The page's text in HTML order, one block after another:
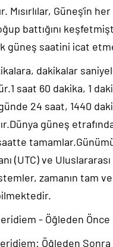
Mısırlılar, Güneş'in
battığını
güneş saatini icat
dakikalar
saat 60 dakika, 1
24 saat, 1440
güneş
(UTC) ve
zamanın tam
- Öğleden Önce
Öğleden Sonra